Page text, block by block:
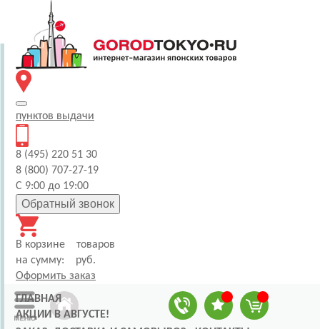
пунктов выдачи
8 (495) 220 51 30
8 (800) 707-27-19
С 9:00 до 19:00
Обратный звонок
В корзине
товаров
на сумму:
руб.
Оформить заказ
ГЛАВНАЯ
АКЦИИ В АВГУСТЕ!